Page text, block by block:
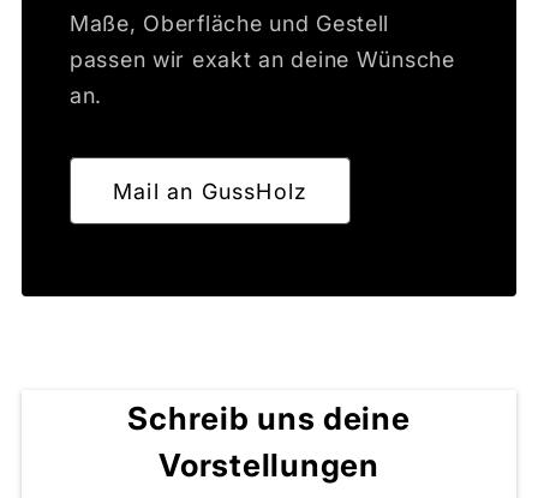
Maße, Oberfläche und Gestell
passen wir exakt an deine Wünsche
an.
Mail an GussHolz
Schreib uns deine
Vorstellungen